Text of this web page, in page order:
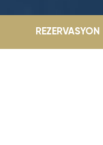
REZERVASYON